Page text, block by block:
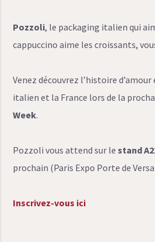
Pozzoli, le packaging italien qui
cappuccino aime les croissants,
Venez découvrez l’histoire
italien et la France lors de la
Week.
Pozzoli vous attend sur le stand
prochain (Paris Expo Porte de
Inscrivez-vous ici